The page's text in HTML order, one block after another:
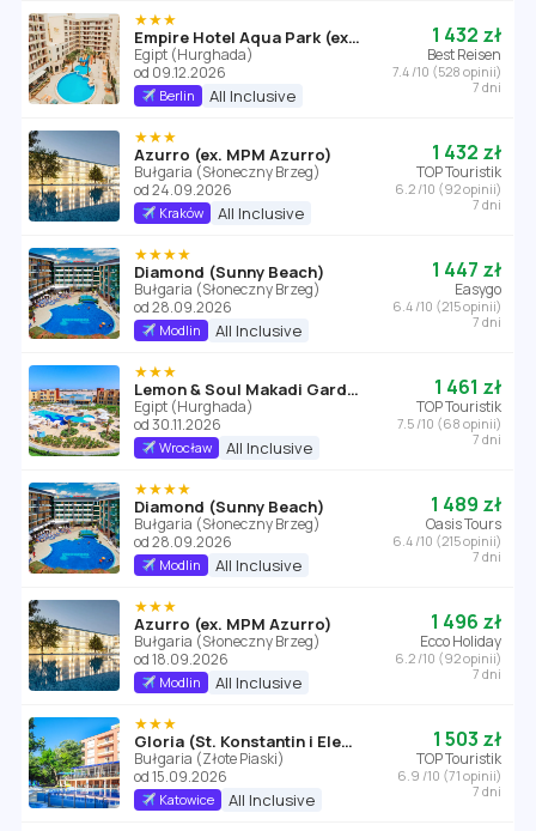
★★★
Empire Hotel Aqua Park (ex. Triton Empire Hotel Hurghada)
Egipt (Hurghada)
od 09.12.2026
Berlin All Inclusive
1 432 zł
Best Reisen
7.4 /10 (528 opinii)
7 dni
★★★
Azurro (ex. MPM Azurro)
Bułgaria (Słoneczny Brzeg)
od 24.09.2026
Kraków All Inclusive
1 432 zł
TOP Touristik
6.2 /10 (92 opinii)
7 dni
★★★★
Diamond (Sunny Beach)
Bułgaria (Słoneczny Brzeg)
od 28.09.2026
Modlin All Inclusive
1 447 zł
Easygo
6.4 /10 (215 opinii)
7 dni
★★★
Lemon & Soul Makadi Garden (ex Labranda Garden Makadi)
Egipt (Hurghada)
od 30.11.2026
Wrocław All Inclusive
1 461 zł
TOP Touristik
7.5 /10 (68 opinii)
7 dni
★★★★
Diamond (Sunny Beach)
Bułgaria (Słoneczny Brzeg)
od 28.09.2026
Modlin All Inclusive
1 489 zł
Oasis Tours
6.4 /10 (215 opinii)
7 dni
★★★
Azurro (ex. MPM Azurro)
Bułgaria (Słoneczny Brzeg)
od 18.09.2026
Modlin All Inclusive
1 496 zł
Ecco Holiday
6.2 /10 (92 opinii)
7 dni
★★★
Gloria (St. Konstantin i Elena)
Bułgaria (Złote Piaski)
od 15.09.2026
Katowice All Inclusive
1 503 zł
TOP Touristik
6.9 /10 (71 opinii)
7 dni